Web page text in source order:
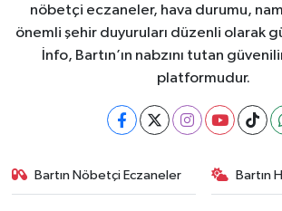
nöbetçi eczaneler, hava durumu,
önemli şehir duyuruları düzenli olarak
İnfo, Bartın’ın nabzını tutan
platformudur.
Bartın Nöbetçi Eczaneler Bartın